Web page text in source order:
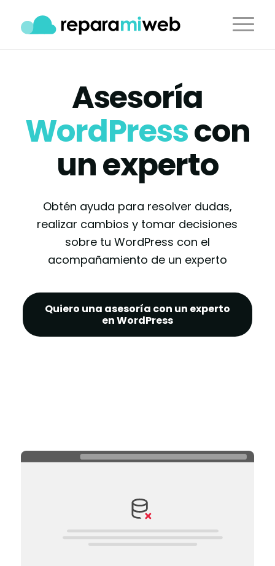
Asesoría
WordPresscon
un experto
Obtén ayuda para resolver dudas,
realizar cambios y tomar decisiones
sobre tu WordPress con el
acompañamiento de un experto
Quiero una asesoría con un experto
en WordPress